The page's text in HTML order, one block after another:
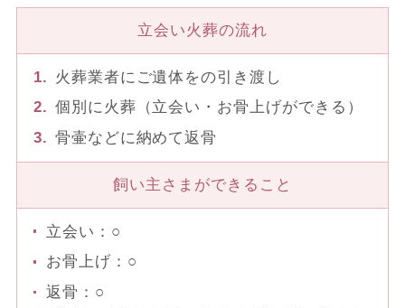
立会い火葬の流れ
火葬業者にご遺体をの引き渡し
個別に火葬（立会い・お骨上げができる）
骨壷などに納めて返骨
飼い主さまができること
立会い：○
お骨上げ：○
返骨：○